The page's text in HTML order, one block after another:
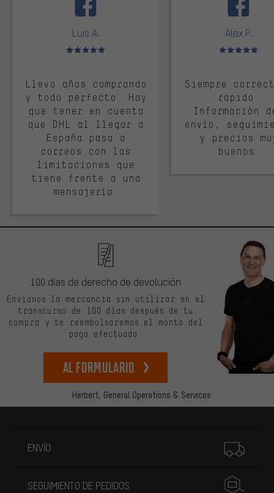
Luis A.
Valoración media: 5 de 5
Llevo años comprando
y todo perfecto. Hay
que tener en cuenta
que DHL al llegar a
España pasa a
correos con las
limitaciones que
tiene frente a una
mensajería.
Alex P.
Valoración
Siempre
rápido.
Información
envío,
y precios
buenos.
Herbert, General Operations & Services
100 días de derecho de devolución
Envíanos la mercancía sin utilizar en el
transcurso de 100 días después de tu
compra y te reembolsaremos el monto del
pago efectuado.
Al formulario
ENVÍO
SEGUIMIENTO DE PEDIDOS